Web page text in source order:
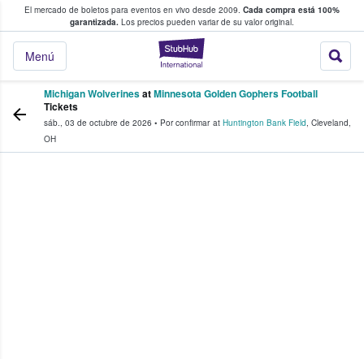
El mercado de boletos para eventos en vivo desde 2009. Cada compra está 100%
garantizada. Los precios pueden variar de su valor original.
StubHub: donde
Menú
fans compran y venden boletos
Michigan WolverinesatMinnesota Golden Gophers Football
Tickets
sáb., 03 de octubre de 2026 • Por confirmar at Huntington Bank Field, Cleveland,
OH